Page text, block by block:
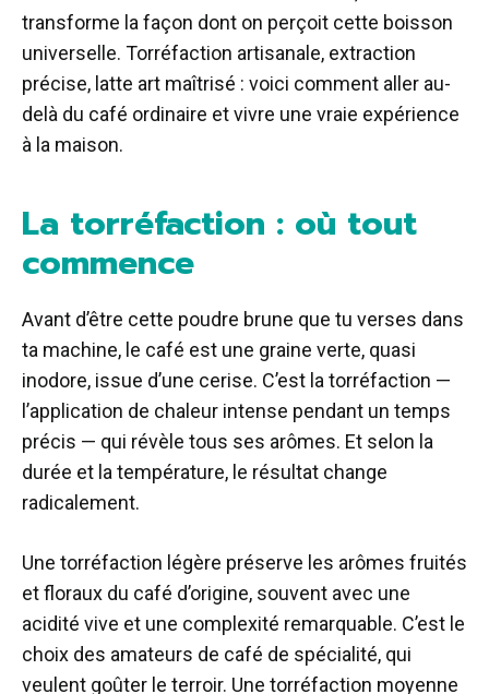
transforme la façon dont on perçoit cette boisson
universelle. Torréfaction artisanale, extraction
précise, latte art maîtrisé : voici comment aller au-
delà du café ordinaire et vivre une vraie expérience
à la maison.
La torréfaction : où tout
commence
Avant d’être cette poudre brune que tu verses dans
ta machine, le café est une graine verte, quasi
inodore, issue d’une cerise. C’est la torréfaction —
l’application de chaleur intense pendant un temps
précis — qui révèle tous ses arômes. Et selon la
durée et la température, le résultat change
radicalement.
Une torréfaction légère préserve les arômes fruités
et floraux du café d’origine, souvent avec une
acidité vive et une complexité remarquable. C’est le
choix des amateurs de café de spécialité, qui
veulent goûter le terroir. Une torréfaction moyenne